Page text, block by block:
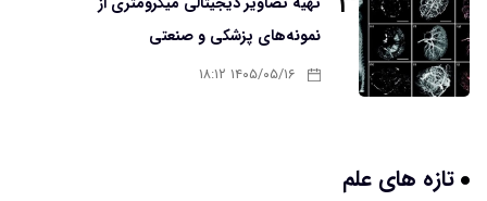
نمونه‌های پزشکی و صنعتی
۱۴۰۵/۰۵/۱۶ ۱۸:۱۲
تازه های علم